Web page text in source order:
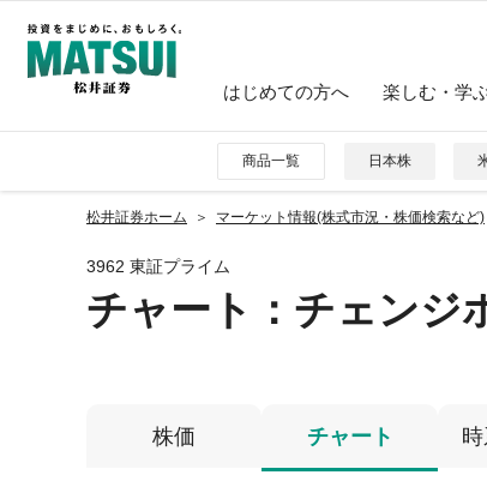
はじめての方へ 楽しむ・学
商品一覧 日本株
松井証券ホーム マーケット情報(株式市況・株価検索など)
3962 東証プライム
チャート： チェンジ
株価 チャート